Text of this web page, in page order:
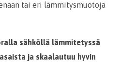
tai eri lämmitysmuotoja
sähköllä lämmitetyssä
ja skaalautuu hyvin